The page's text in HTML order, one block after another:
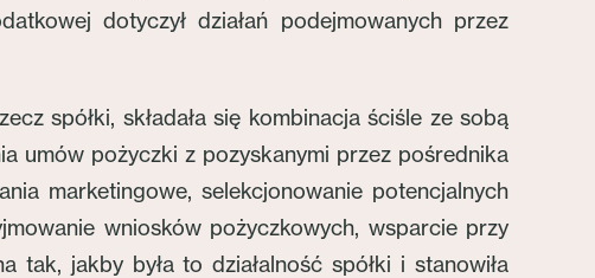
dotyczył działań podejmowanych przez
spółki, składała się kombinacja ściśle ze sobą
umów pożyczki z pozyskanymi przez pośrednika
marketingowe, selekcjonowanie potencjalnych
wniosków pożyczkowych, wsparcie przy
tak, jakby była to działalność spółki i stanowiła